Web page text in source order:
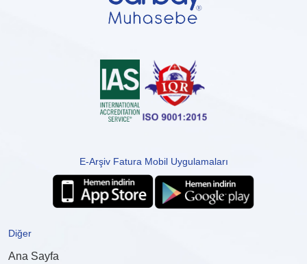
E-Arşiv Fatura Mobil Uygulamaları
Diğer
Ana Sayfa